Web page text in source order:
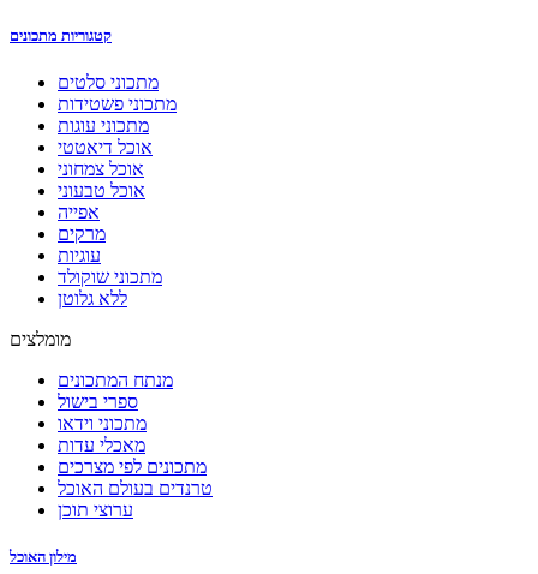
קטגוריות מתכונים
מתכוני סלטים
מתכוני פשטידות
מתכוני עוגות
אוכל דיאטטי
אוכל צמחוני
אוכל טבעוני
אפייה
מרקים
עוגיות
מתכוני שוקולד
ללא גלוטן
מומלצים
מנתח המתכונים
ספרי בישול
מתכוני וידאו
מאכלי עדות
מתכונים לפי מצרכים
טרנדים בעולם האוכל
ערוצי תוכן
מילון האוכל